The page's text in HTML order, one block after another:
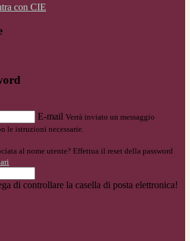
con CIE
E-mail Verrà inviato un messaggio
le istruzioni necessarie.
al nome utente? Effettua il reset della password
di controllare la casella di posta elettronica!